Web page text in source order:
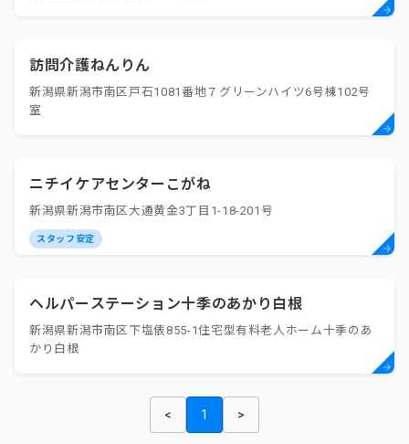
訪問介護ねんりん
新潟県新潟市南区戸石1081番地７グリーンハイツ6号棟102号
室
ニチイケアセンターこがね
新潟県新潟市南区大通黄金3丁目1-18-201号
スタッフ安定
ヘルパーステーション十季のあかり白根
新潟県新潟市南区下塩俵855-1住宅型有料老人ホーム十季のあ
かり白根
< 1 >